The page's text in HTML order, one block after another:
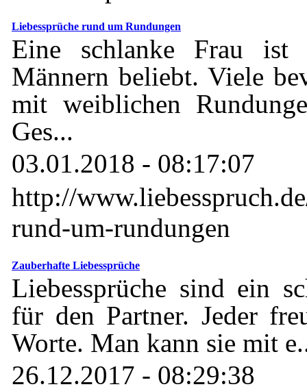
Liebessprüche rund um Rundungen
Eine schlanke Frau
Männern beliebt. Viele
mit weiblichen
Ges...
03.01.2018 - 08:17:07
http://
rund-um-rundungen
Zauberhafte Liebessprüche
Liebessprüche sind ein
für den Partner. Jeder
Worte. Man kann sie mit
26.12.2017 - 08:29:38